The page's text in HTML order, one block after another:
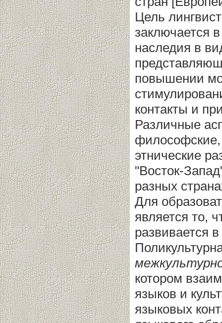
Цель
заключается
наследия в
повышении
контакты и
Различные
философские,
этнические
"Восток-
разных
Для
является то,
развивается
котором
языков и
языковых